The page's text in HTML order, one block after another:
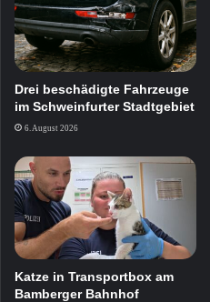
Drei beschädigte Fahrzeuge
im Schweinfurter Stadtgebiet
6. August 2026
Katze in Transportbox am
Bamberger Bahnhof